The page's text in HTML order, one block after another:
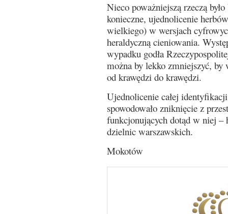
Nieco poważniejszą rzeczą
konieczne, ujednolicenie
wielkiego) w wersjach
heraldyczną cieniowania.
wypadku godła
można by lekko zmniejszyć, by
od krawędzi do krawędzi.
Ujednolicenie całej
spowodowało zniknięcie z
funkcjonujących dotąd w niej
dzielnic warszawskich.
Mokotów